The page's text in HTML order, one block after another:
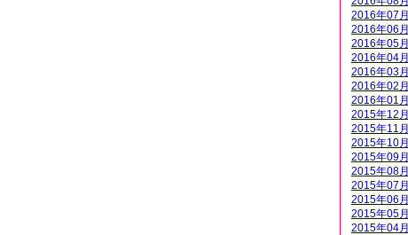
2016年07月
2016年06月
2016年05月
2016年04月
2016年03月
2016年02月
2016年01月
2015年12月
2015年11月
2015年10月
2015年09月
2015年08月
2015年07月
2015年06月
2015年05月
2015年04月